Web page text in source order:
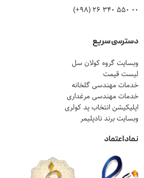
00 550 340 26 (98+)
دسترسی سریع
وبسایت گروه کولان سل
لیست قیمت
خدمات مهندسی گلخانه
خدمات مهندسی مرغداری
اپلیکیشن انتخاب پد کولری
وبسایت برند نادپلیمر
نماد اعتماد